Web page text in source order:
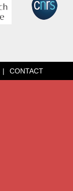
CONTACT